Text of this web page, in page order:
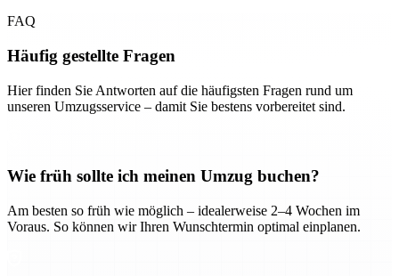
FAQ
Häufig gestellte Fragen
Hier finden Sie Antworten auf die häufigsten Fragen rund um
unseren Umzugsservice – damit Sie bestens vorbereitet sind.
Wie früh sollte ich meinen Umzug buchen?
Am besten so früh wie möglich – idealerweise 2–4 Wochen im
Voraus. So können wir Ihren Wunschtermin optimal einplanen.